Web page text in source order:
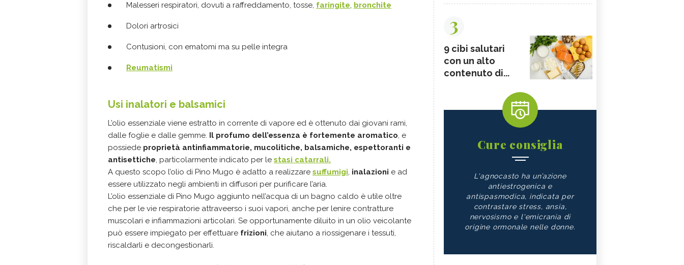
Malesseri respiratori, dovuti a raffreddamento, tosse, faringite, bronchite
Dolori artrosici
Contusioni, con ematomi ma su pelle integra
Reumatismi
Usi inalatori e balsamici
L’olio essenziale viene estratto in corrente di vapore ed è ottenuto dai giovani rami,
dalle foglie e dalle gemme. Il profumo dell’essenza è fortemente aromatico, e
possiede proprietà antinfiammatorie, mucolitiche, balsamiche, espettoranti e
antisettiche, particolarmente indicato per le stasi catarrali.
A questo scopo l’olio di Pino Mugo è adatto a realizzare suffumigi, inalazioni e ad
essere utilizzato negli ambienti in diffusori per purificare l’aria.
L’olio essenziale di Pino Mugo aggiunto nell’acqua di un bagno caldo è utile oltre
che per le vie respiratorie attraveerso i suoi vapori, anche per lenire contratture
muscolari e infiammazioni articolari. Se opportunamente diluito in un olio veicolante
può essere impiegato per effettuare frizioni, che aiutano a riossigenare i tessuti,
riscaldarli e decongestionarli.
3
9 cibi salutari
con un alto
contenuto di...
Cure consiglia
L'agnocasto ha un’azione
antiestrogenica e
antispasmodica, indicata per
contrastare stress, ansia,
nervosismo e l'emicrania di
origine ormonale nelle donne.